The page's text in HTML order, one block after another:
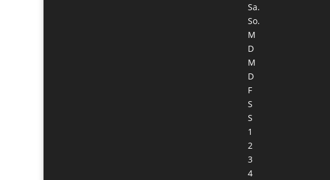
Sa.
So.
M
D
M
D
F
S
S
1
2
3
4